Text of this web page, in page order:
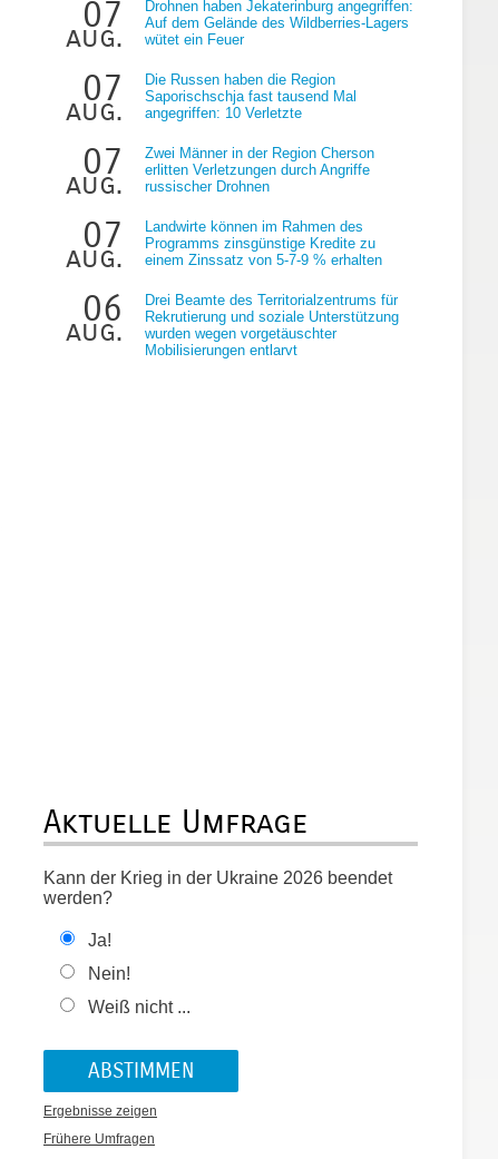
07
aug.
Drohnen haben Jekaterinburg angegriffen:
Auf dem Gelände des Wildberries-Lagers
wütet ein Feuer
07
aug.
Die Russen haben die Region
Saporischschja fast tausend Mal
angegriffen: 10 Verletzte
07
aug.
Zwei Männer in der Region Cherson
erlitten Verletzungen durch Angriffe
russischer Drohnen
07
aug.
Landwirte können im Rahmen des
Programms zinsgünstige Kredite zu
einem Zinssatz von 5-7-9 % erhalten
06
aug.
Drei Beamte des Territorialzentrums für
Rekrutierung und soziale Unterstützung
wurden wegen vorgetäuschter
Mobilisierungen entlarvt
Aktuelle Umfrage
Kann der Krieg in der Ukraine 2026 beendet
werden?
Ja!
Nein!
Weiß nicht ...
Ergebnisse zeigen
Frühere Umfragen